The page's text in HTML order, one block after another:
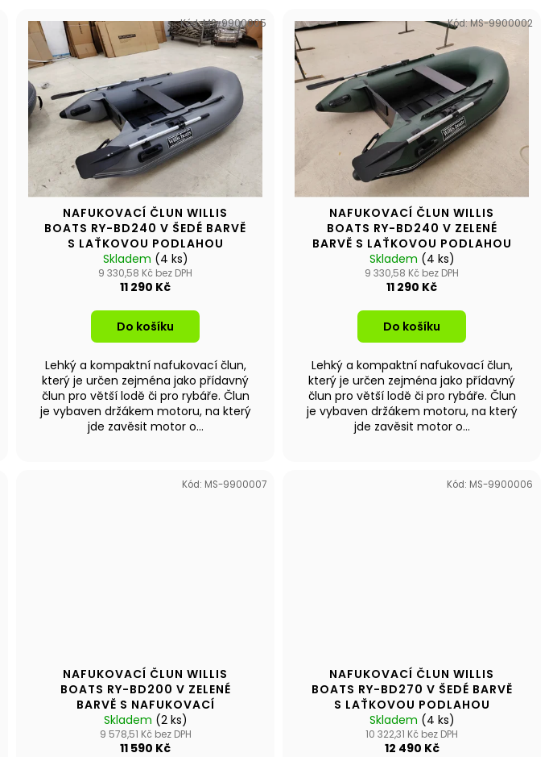
NAFUKOVACÍ ČLUN WILLIS
BOATS RY-BD240 V ŠEDÉ BARVĚ
S LAŤKOVOU PODLAHOU
Skladem (4 ks)
9 330,58 Kč bez DPH
11 290 Kč
Do košíku
Lehký a kompaktní nafukovací člun,
který je určen zejména jako přídavný
člun pro větší lodě či pro rybáře. Člun
je vybaven držákem motoru, na který
jde zavěsit motor o...
Kód:MS-9900005
NAFUKOVACÍ ČLUN WILLIS
BOATS RY-BD240 V ZELENÉ
BARVĚ S LAŤKOVOU PODLAHOU
Skladem (4 ks)
9 330,58 Kč bez DPH
11 290 Kč
Do košíku
Lehký a kompaktní nafukovací člun,
který je určen zejména jako přídavný
člun pro větší lodě či pro rybáře. Člun
je vybaven držákem motoru, na který
jde zavěsit motor o...
Kód:MS-9900002
NAFUKOVACÍ ČLUN WILLIS
BOATS RY-BD200 V ZELENÉ
BARVĚ S NAFUKOVACÍ
PODLAHOU
Skladem (2 ks)
9 578,51 Kč bez DPH
11 590 Kč
Kód: MS-9900007
NAFUKOVACÍ ČLUN WILLIS
BOATS RY-BD270 V ŠEDÉ BARVĚ
S LAŤKOVOU PODLAHOU
Skladem (4 ks)
10 322,31 Kč bez DPH
12 490 Kč
Kód: MS-9900006